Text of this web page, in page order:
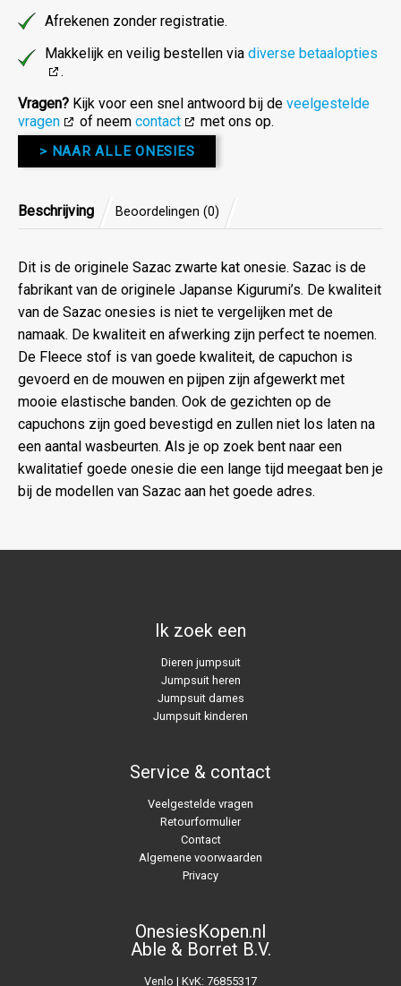
Afrekenen zonder registratie.
Makkelijk en veilig bestellen via diverse betaalopties
.
Vragen? Kijk voor een snel antwoord bij de veelgestelde
vragen
of neem contact met ons op.
> NAAR ALLE ONESIES
Beschrijving Beoordelingen (0)
Dit is de originele Sazac zwarte kat onesie. Sazac is de
fabrikant van de originele Japanse Kigurumi’s. De kwaliteit
van de Sazac onesies is niet te vergelijken met de
namaak. De kwaliteit en afwerking zijn perfect te noemen.
De Fleece stof is van goede kwaliteit, de capuchon is
gevoerd en de mouwen en pijpen zijn afgewerkt met
mooie elastische banden. Ook de gezichten op de
capuchons zijn goed bevestigd en zullen niet los laten na
een aantal wasbeurten. Als je op zoek bent naar een
kwalitatief goede onesie die een lange tijd meegaat ben je
bij de modellen van Sazac aan het goede adres.
Ik zoek een
Dieren jumpsuit
Jumpsuit heren
Jumpsuit dames
Jumpsuit kinderen
Service & contact
Veelgestelde vragen
Retourformulier
Contact
Algemene voorwaarden
Privacy
OnesiesKopen.nl
Able & Borret B.V.
Venlo | KvK: 76855317